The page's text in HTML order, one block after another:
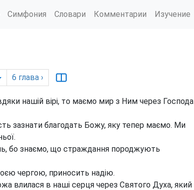
Симфония Словари Комментарии Изучение
6 глава ›
нашій вірі, то маємо мир з Ним через Господа
зазнати благодать Божу, яку тепер маємо. Ми
бо знаємо, що страждання породжують
чергою, приносить надію.
влилася в наші серця через Святого Духа, який